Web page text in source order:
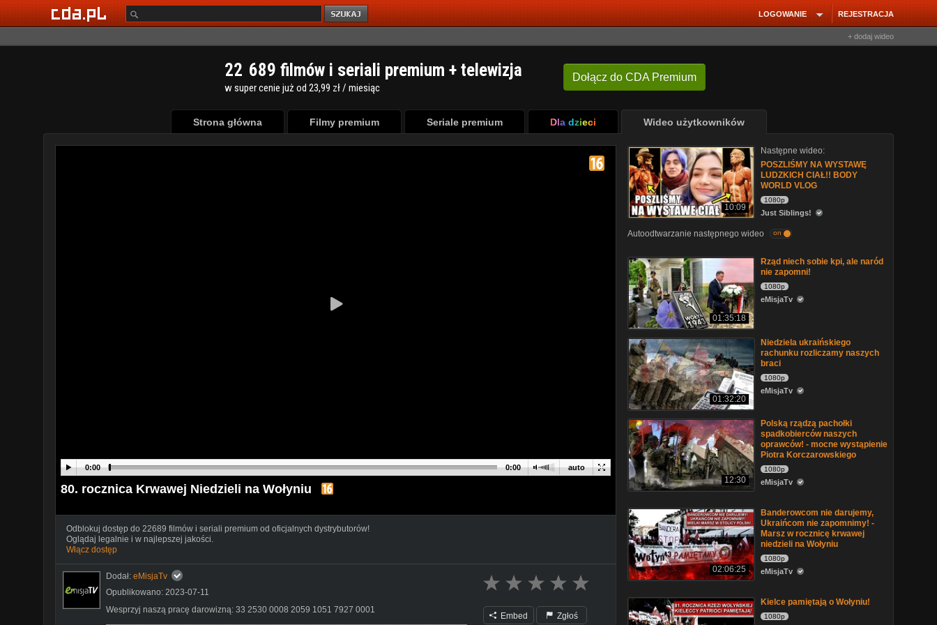
REJESTRACJA
LOGOWANIE
+ dodaj wideo
Dołącz do CDA Premium
22 689 filmów i seriali premium + telewizja
w super cenie już od 23,99 zł / miesiąc
Strona główna Filmy premium Seriale premium Dla dzieci Wideo użytkowników
auto
0:00 0:00
80. rocznica Krwawej Niedzieli na Wołyniu
Odblokuj dostęp do 22689 filmów i seriali premium od oficjalnych dystrybutorów!
Oglądaj legalnie i w najlepszej jakości.
Włącz dostęp
Dodał: eMisjaTv
Opublikowano: 2023-07-11
Wesprzyj naszą pracę darowizną: 33 2530 0008 2059 1051 7927 0001
Embed Zgłoś
10:09
Następne wideo:
POSZLIŚMY NA WYSTAWĘ
LUDZKICH CIAŁ!! BODY
WORLD VLOG
1080p
Just Siblings!
Autoodtwarzanie następnego wideo on
01:35:18
Rząd niech sobie kpi, ale naród
nie zapomni!
1080p
eMisjaTv
01:32:20
Niedziela ukraińskiego
rachunku rozliczamy naszych
braci
1080p
eMisjaTv
12:30
Polską rządzą pachołki
spadkobierców naszych
oprawców! - mocne wystąpienie
Piotra Korczarowskiego
1080p
eMisjaTv
02:06:25
Banderowcom nie darujemy,
Ukraińcom nie zapomnimy! -
Marsz w rocznicę krwawej
niedzieli na Wołyniu
1080p
eMisjaTv
Kielce pamiętają o Wołyniu!
1080p